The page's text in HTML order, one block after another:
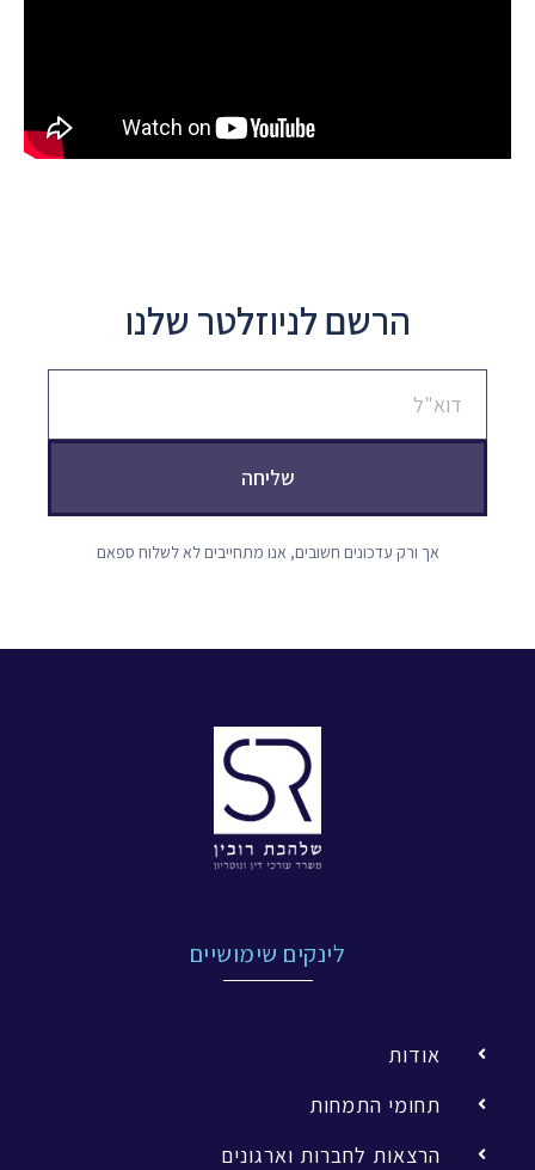
הרשם לניוזלטר שלנו
שליחה
אך ורק עדכונים חשובים, אנו מתחייבים לא לשלוח ספאם
לינקים שימושיים
אודות
תחומי התמחות
הרצאות לחברות וארגונים